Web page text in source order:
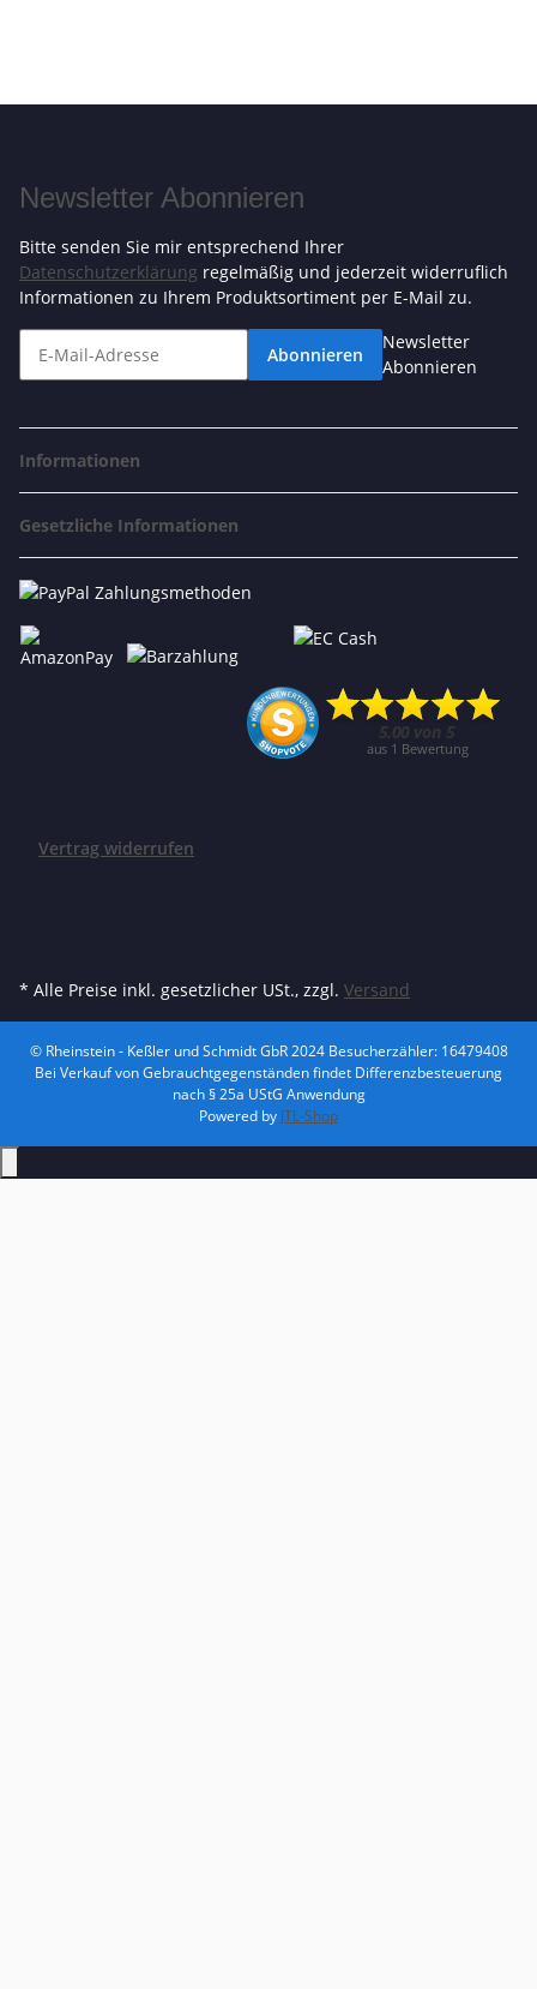
Newsletter Abonnieren
Bitte senden Sie mir entsprechend Ihrer
Datenschutzerklärung regelmäßig und jederzeit widerruflich
Informationen zu Ihrem Produktsortiment per E-Mail zu.
Abonnieren
Newsletter
Abonnieren
Informationen
Gesetzliche Informationen
Vertrag widerrufen
* Alle Preise inkl. gesetzlicher USt., zzgl. Versand
© Rheinstein - Keßler und Schmidt GbR 2024Besucherzähler: 16479408
Bei Verkauf von Gebrauchtgegenständen findet Differenzbesteuerung
nach § 25a UStG Anwendung
Powered by JTL-Shop